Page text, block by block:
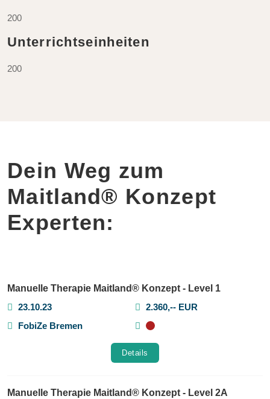
200
Unterrichtseinheiten
200
Dein Weg zum
Maitland® Konzept
Experten:
Manuelle Therapie Maitland® Konzept - Level 1
23.10.23
2.360,-- EUR
FobiZe Bremen
Details
Manuelle Therapie Maitland® Konzept - Level 2A